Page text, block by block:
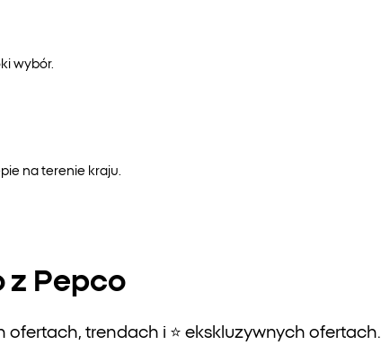
wybór.
na terenie kraju.
z Pepco
trendach i ⭐️ ekskluzywnych ofertach.